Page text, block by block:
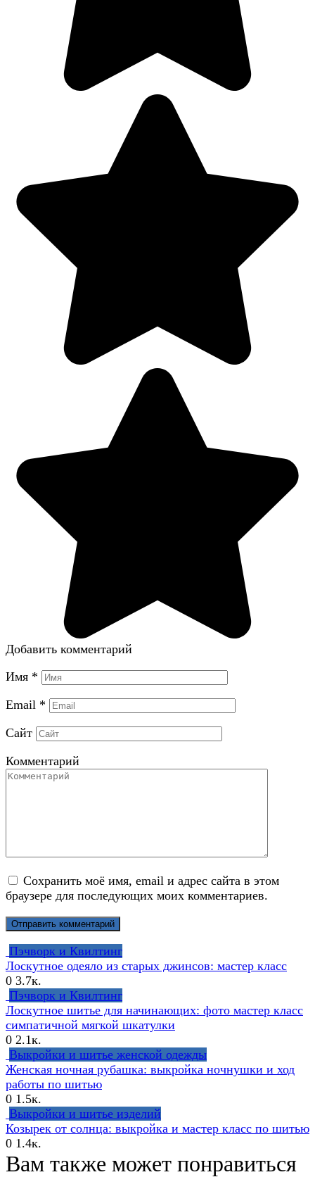
Добавить комментарий
Имя *
Email *
Сайт
Комментарий
Сохранить моё имя, email и адрес сайта в этом
браузере для последующих моих комментариев.
Пэчворк и Квилтинг
Лоскутное одеяло из старых джинсов: мастер класс
0 3.7к.
Пэчворк и Квилтинг
Лоскутное шитье для начинающих: фото мастер класс
симпатичной мягкой шкатулки
0 2.1к.
Выкройки и шитье женской одежды
Женская ночная рубашка: выкройка ночнушки и ход
работы по шитью
0 1.5к.
Выкройки и шитье изделий
Козырек от солнца: выкройка и мастер класс по шитью
0 1.4к.
Вам также может понравиться